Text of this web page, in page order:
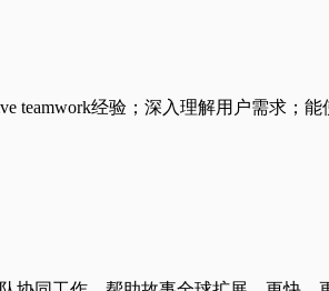
teamwork经验；深入理解用户需求；